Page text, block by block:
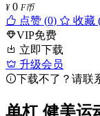
¥ 0 F币
点赞 (0)
收藏
VIP免费
立即下载
升级会员
下载不了？请联
单杠 健美运